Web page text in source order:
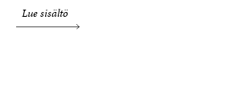
Lue sisältö